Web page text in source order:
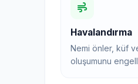
Havalandırma
Nemi önler, küf
oluşumunu